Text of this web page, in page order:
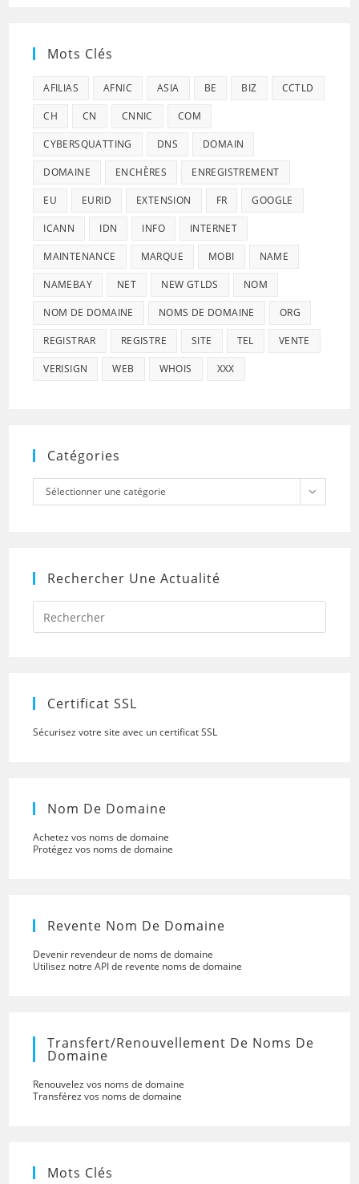
Mots Clés
AFILIAS AFNIC ASIA BE BIZ CCTLD
CH CN CNNIC COM
CYBERSQUATTING DNS DOMAIN
DOMAINE ENCHÈRES ENREGISTREMENT
EU EURID EXTENSION FR GOOGLE
ICANN IDN INFO INTERNET
MAINTENANCE MARQUE MOBI NAME
NAMEBAY NET NEW GTLDS NOM
NOM DE DOMAINE NOMS DE DOMAINE ORG
REGISTRAR REGISTRE SITE TEL VENTE
VERISIGN WEB WHOIS XXX
Catégories
Catégories
Sélectionner une catégorie
Rechercher Une Actualité
Press
to
Certificat SSL
Sécurisez votre site avec un certificat SSL
Nom De Domaine
Achetez vos noms de domaine
Protégez vos noms de domaine
Revente Nom De Domaine
Devenir revendeur de noms de domaine
Utilisez notre API de revente noms de domaine
Transfert/renouvellement De Noms De
Domaine
Renouvelez vos noms de domaine
Transférez vos noms de domaine
Mots Clés